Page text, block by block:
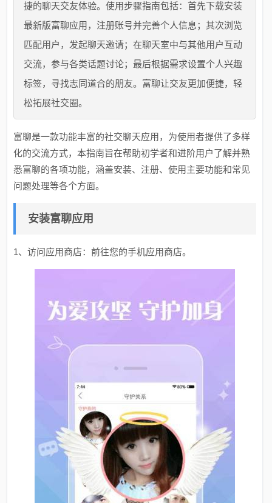
捷的聊天交友体验。使用步骤指南包括：首先下载安装
最新版富聊应用，注册账号并完善个人信息；其次浏览
匹配用户，发起聊天邀请；在聊天室中与其他用户互动
交流，参与各类话题讨论；最后根据需求设置个人兴趣
标签，寻找志同道合的朋友。富聊让交友更加便捷，轻
松拓展社交圈。
富聊是一款功能丰富的社交聊天应用，为使用者提供了多样
化的交流方式，本指南旨在帮助初学者和进阶用户了解并熟
悉富聊的各项功能，涵盖安装、注册、使用主要功能和常见
问题处理等各个方面。
安装富聊应用
1、访问应用商店：前往您的手机应用商店。